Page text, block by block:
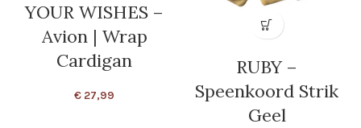
YOUR WISHES –
Avion | Wrap
Cardigan
€ 27,99
RUBY –
Speenkoord Strik
Geel